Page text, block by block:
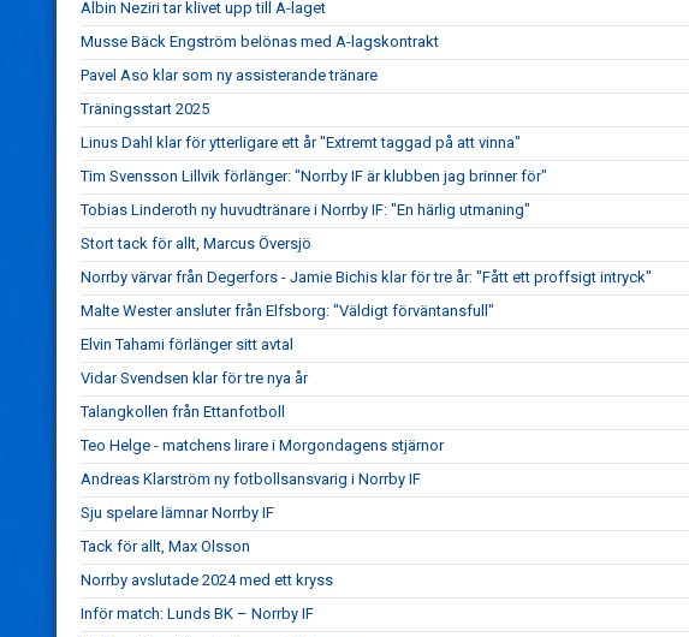
Albin Neziri tar klivet upp till A-laget
Musse Bäck Engström belönas med A-lagskontrakt
Pavel Aso klar som ny assisterande tränare
Träningsstart 2025
Linus Dahl klar för ytterligare ett år "Extremt taggad på att vinna"
Tim Svensson Lillvik förlänger: "Norrby IF är klubben jag brinner för"
Tobias Linderoth ny huvudtränare i Norrby IF: "En härlig utmaning"
Stort tack för allt, Marcus Översjö
Norrby värvar från Degerfors - Jamie Bichis klar för tre år: "Fått ett proffsigt intryck"
Malte Wester ansluter från Elfsborg: "Väldigt förväntansfull"
Elvin Tahami förlänger sitt avtal
Vidar Svendsen klar för tre nya år
Talangkollen från Ettanfotboll
Teo Helge - matchens lirare i Morgondagens stjärnor
Andreas Klarström ny fotbollsansvarig i Norrby IF
Sju spelare lämnar Norrby IF
Tack för allt, Max Olsson
Norrby avslutade 2024 med ett kryss
Inför match: Lunds BK – Norrby IF